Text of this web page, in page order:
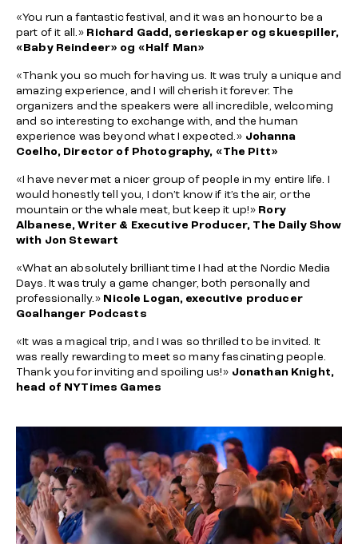
«You run a fantastic festival, and it was an honour to be a
part of it all.» Richard Gadd, serieskaper og skuespiller,
«Baby Reindeer» og «Half Man»
«Thank you so much for having us. It was truly a unique and
amazing experience, and I will cherish it forever. The
organizers and the speakers were all incredible, welcoming
and so interesting to exchange with, and the human
experience was beyond what I expected.» Johanna
Coelho, Director of Photography, «The Pitt»
«I have never met a nicer group of people in my entire life. I
would honestly tell you, I don’t know if it’s the air, or the
mountain or the whale meat, but keep it up!» Rory
Albanese, Writer & Executive Producer, The Daily Show
with Jon Stewart
«What an absolutely brilliant time I had at the Nordic Media
Days. It was truly a game changer, both personally and
professionally.» Nicole Logan, executive producer
Goalhanger Podcasts
«It was a magical trip, and I was so thrilled to be invited. It
was really rewarding to meet so many fascinating people.
Thank you for inviting and spoiling us!» Jonathan Knight,
head of NYTimes Games